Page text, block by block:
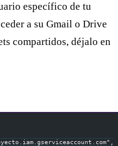
específico de tu
a su Gmail o Drive
compartidos, déjalo en
",